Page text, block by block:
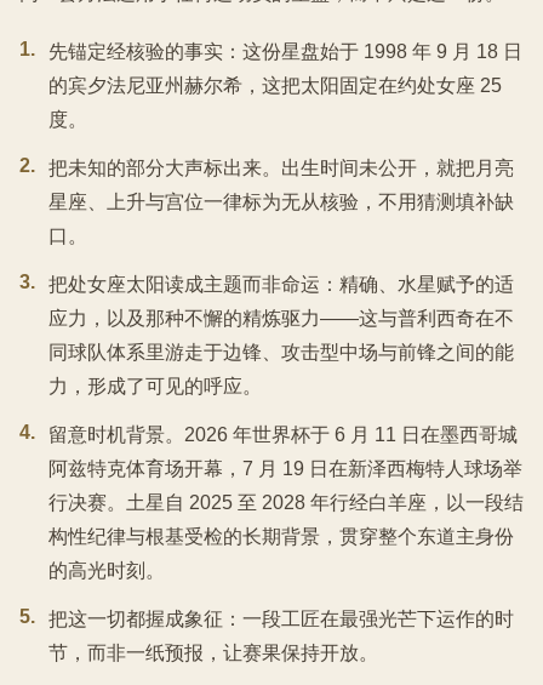
1.
先锚定经核验的事实：这份星盘始于 1998 年 9 月 18 日
的宾夕法尼亚州赫尔希，这把太阳固定在约处女座 25
度。
2.
把未知的部分大声标出来。出生时间未公开，就把月亮
星座、上升与宫位一律标为无从核验，不用猜测填补缺
口。
3.
把处女座太阳读成主题而非命运：精确、水星赋予的适
应力，以及那种不懈的精炼驱力——这与普利西奇在不
同球队体系里游走于边锋、攻击型中场与前锋之间的能
力，形成了可见的呼应。
4.
留意时机背景。2026 年世界杯于 6 月 11 日在墨西哥城
阿兹特克体育场开幕，7 月 19 日在新泽西梅特人球场举
行决赛。土星自 2025 至 2028 年行经白羊座，以一段结
构性纪律与根基受检的长期背景，贯穿整个东道主身份
的高光时刻。
5.
把这一切都握成象征：一段工匠在最强光芒下运作的时
节，而非一纸预报，让赛果保持开放。